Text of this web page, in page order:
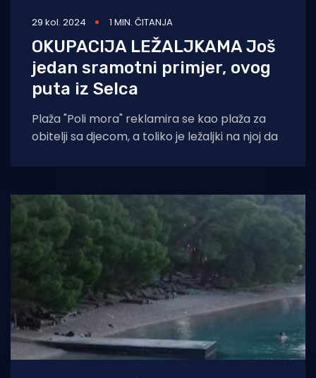
29 kol. 2024 1 MIN. ČITANJA
OKUPACIJA LEŽALJKAMA Još
jedan sramotni primjer, ovog
puta iz Selca
Plaža "Poli mora" reklamira se kao plaža za
obitelji sa djecom, a toliko je ležaljki na njoj da